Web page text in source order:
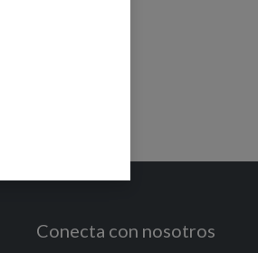
Conecta con nosotros